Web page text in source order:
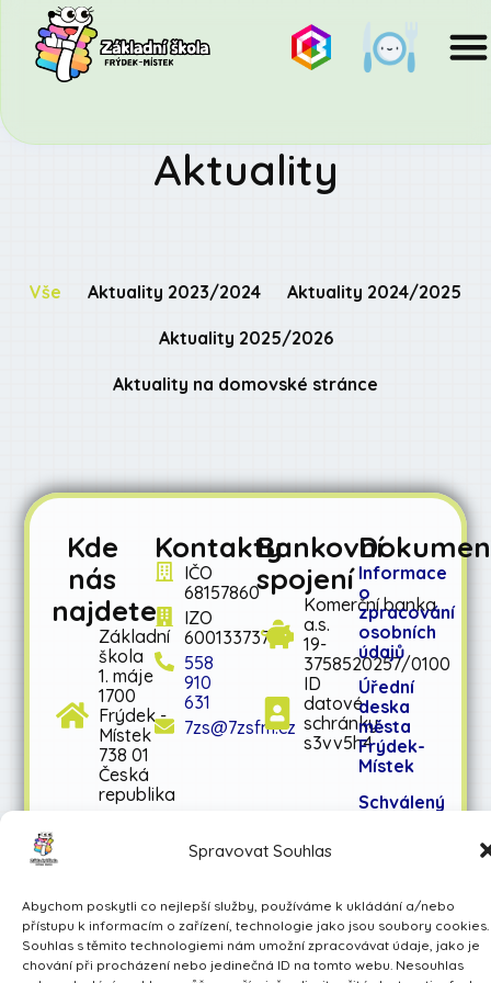
Spravovat Souhlas
Abychom poskytli co nejlepší služby, používáme k ukládání a/nebo
přístupu k informacím o zařízení, technologie jako jsou soubory cookies.
Souhlas s těmito technologiemi nám umožní zpracovávat údaje, jako je
chování při procházení nebo jedinečná ID na tomto webu. Nesouhlas
Aktuality
Aktuality 2023/2024 Aktuality 2024/2025
Aktuality 2025/2026
Aktuality na domovské stránce
Vše
Kde
nás
najdete
Základní
škola
1. máje
1700
Frýdek -
Místek
738 01
Česká
republika
Kontakty
IČO
68157860
IZO
600133737
558
910
631
7zs@7zsfm.cz
Bankovní
spojení
Komerční banka
a.s.
19-
3758520257/0100
ID
datové
schránky:
s3vv5h4
Informace
o
zpracování
osobních
údajů
Úřední
deska
města
Frýdek-
Místek
Schválený
Schválený
střednědobý
výhled
rozpočtu
na léta